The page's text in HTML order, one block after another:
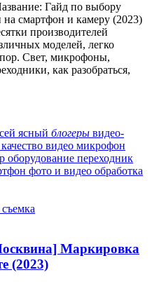
Гайд по выбору
на смартфон и камеру (2023)
производителей
моделей, легко
Свет, микрофоны,
как разобраться,
ясный блогеры видео-
качество видео микрофон
оборудование переходник
фото и видео обработка
Маркировка
(2023)